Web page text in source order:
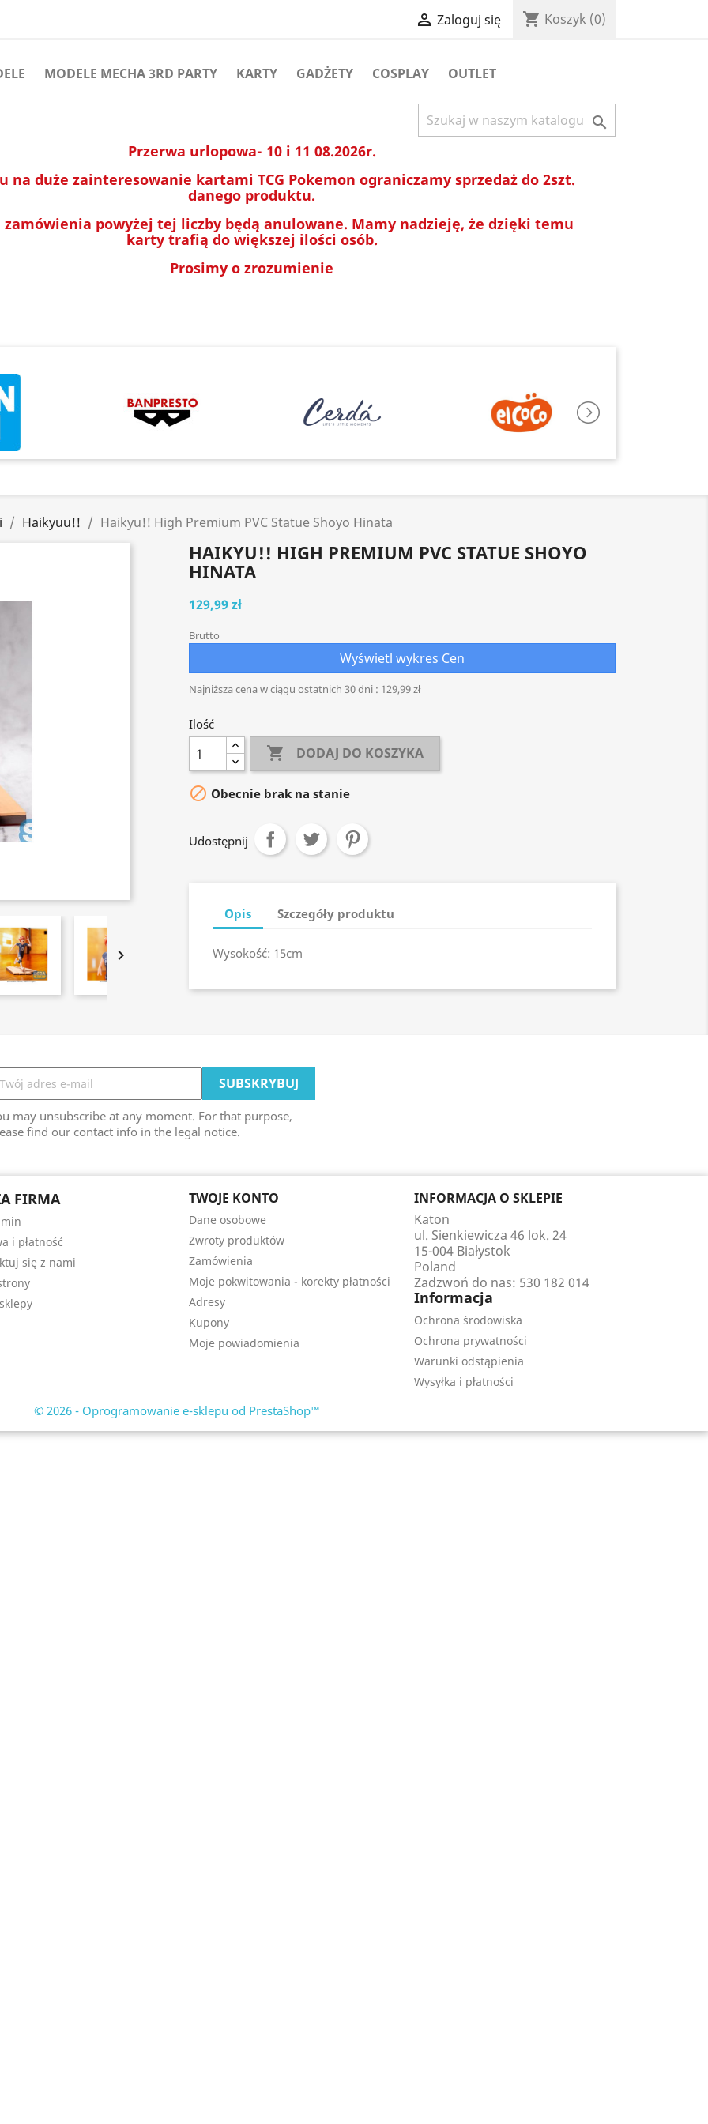
 Zaloguj się shopping_cart Koszyk (0)
MODELE MECHA 3RD PARTY KARTY GADŻETY COSPLAY OUTLET

Przerwa urlopowa- 10 i 11 08.2026r.
na duże zainteresowanie kartami TCG Pokemon ograniczamy sprzedaż do 2szt.
danego produktu.
zamówienia powyżej tej liczby będą anulowane. Mamy nadzieję, że dzięki temu
karty trafią do większej ilości osób.
Prosimy o zrozumienie
Haikyuu!! Haikyu!! High Premium PVC Statue Shoyo Hinata

HAIKYU!! HIGH PREMIUM PVC STATUE SHOYO
HINATA
129,99 zł
Brutto
Wyświetl wykres Cen
Najniższa cena w ciągu ostatnich 30 dni : 129,99 zł
Ilość
 DODAJ DO KOSZYKA
 Obecnie brak na stanie
Udostępnij
Opis Szczegóły produktu
Wysokość: 15cm
may unsubscribe at any moment. For that purpose,
find our contact info in the legal notice.
FIRMA
i płatność
się z nami
TWOJE KONTO
Dane osobowe
Zwroty produktów
Zamówienia
Moje pokwitowania - korekty płatności
Adresy
Kupony
Moje powiadomienia
INFORMACJA O SKLEPIE
Katon
ul. Sienkiewicza 46 lok. 24
15-004 Białystok
Poland
Zadzwoń do nas: 530 182 014
Informacja
Ochrona środowiska
Ochrona prywatności
Warunki odstąpienia
Wysyłka i płatności
© 2026 - Oprogramowanie e-sklepu od PrestaShop™